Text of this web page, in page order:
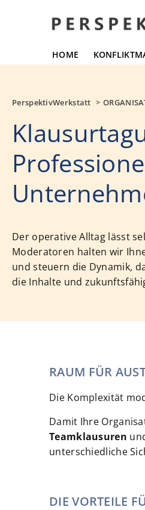
HOME
PerspektivWerkstatt
Der operative Alltag lässt
Moderatoren halten wir
und steuern die Dynamik,
die Inhalte und
RAUM FÜR
Die Komplexität
Damit Ihre
Teamklausuren
unterschiedliche
DIE VORTEILE